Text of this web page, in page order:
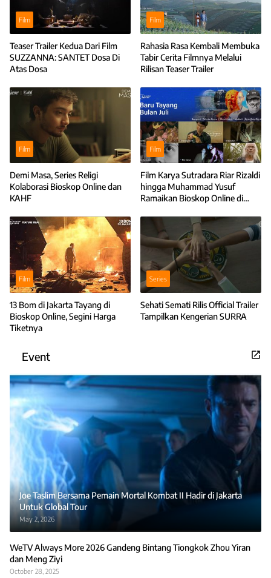
Film
Teaser Trailer Kedua Dari Film
SUZZANNA: SANTET Dosa Di
Atas Dosa
Film
Rahasia Rasa Kembali Membuka
Tabir Cerita Filmnya Melalui
Rilisan Teaser Trailer
Film
Demi Masa, Series Religi
Kolaborasi Bioskop Online dan
KAHF
Film
Film Karya Sutradara Riar Rizaldi
hingga Muhammad Yusuf
Ramaikan Bioskop Online di
Film
13 Bom di Jakarta Tayang di
Bioskop Online, Segini Harga
Tiketnya
Series
Sehati Semati Rilis Official Trailer
Tampilkan Kengerian SURRA
Event
Joe Taslim Bersama Pemain Mortal Kombat II Hadir di Jakarta
Untuk Global Tour
May 2, 2026
WeTV Always More 2026 Gandeng Bintang Tiongkok Zhou Yiran
dan Meng Ziyi
October 28, 2025